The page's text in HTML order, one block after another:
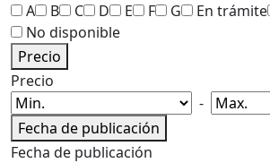
A
B C D E F G En trámite
No disponible
Precio
Precio
-
Fecha de publicación
Fecha de publicación